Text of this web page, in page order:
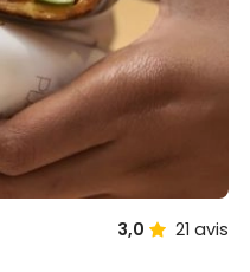
3,0 21 avis